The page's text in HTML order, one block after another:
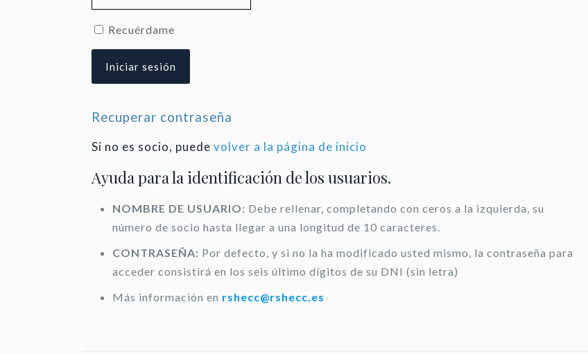
Recuérdame
Recuperar contraseña
Si no es socio, puedevolver a la página de inicio
Ayuda para la identificación de los usuarios.
NOMBRE DE USUARIO: Debe rellenar, completando con ceros a la izquierda, su
número de socio hasta llegar a una longitud de 10 caracteres.
CONTRASEÑA: Por defecto, y si no la ha modificado usted mismo, la contraseña para
acceder consistirá en los seis último dígitos de su DNI (sin letra)
Más información en rshecc@rshecc.es